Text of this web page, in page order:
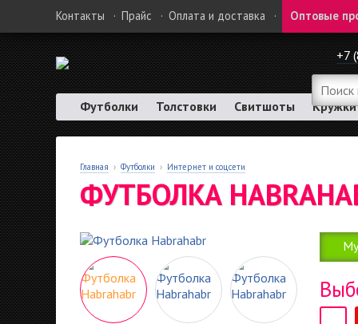
Контакты · Прайс · Оплата и доставка · Оптовые
+7
Футболки Толстовки Свитшоты Кружки
Главная › Футболки › Интернет и соцсети
ФУТБОЛКА